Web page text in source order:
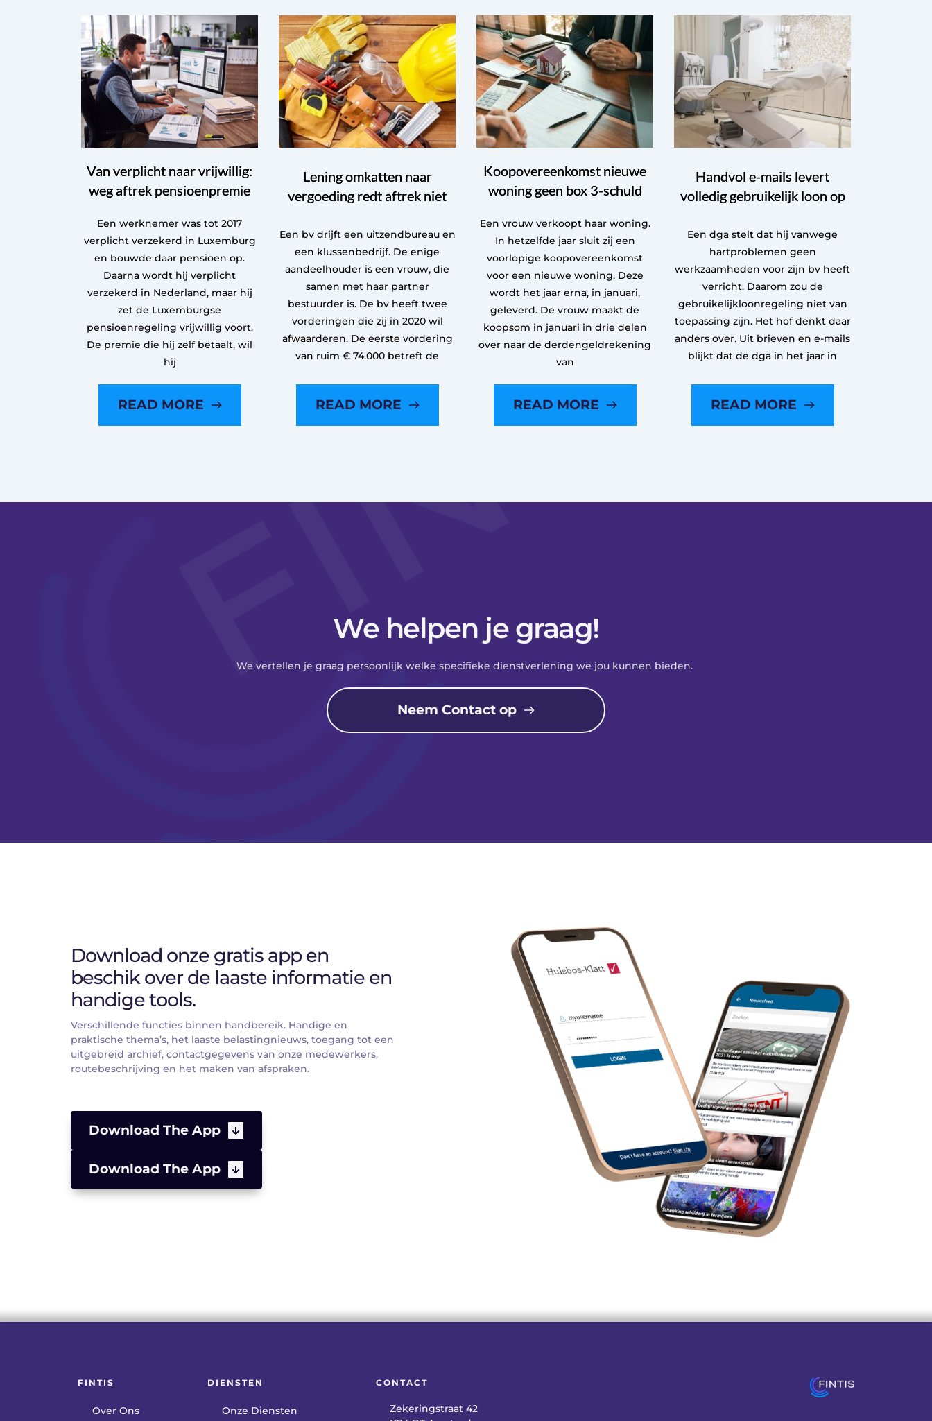
Van verplicht naar vrijwillig:
weg aftrek pensioenpremie
Een werknemer was tot 2017
verplicht verzekerd in Luxemburg
en bouwde daar pensioen op.
Daarna wordt hij verplicht
verzekerd in Nederland, maar hij
zet de Luxemburgse
pensioenregeling vrijwillig voort.
De premie die hij zelf betaalt, wil
hij
READ MORE
Lening omkatten naar
vergoeding redt aftrek niet
Een bv drijft een uitzendbureau en
een klussenbedrijf. De enige
aandeelhouder is een vrouw, die
samen met haar partner
bestuurder is. De bv heeft twee
vorderingen die zij in 2020 wil
afwaarderen. De eerste vordering
van ruim € 74.000 betreft de
READ MORE
Koopovereenkomst nieuwe
woning geen box 3-schuld
Een vrouw verkoopt haar woning.
In hetzelfde jaar sluit zij een
voorlopige koopovereenkomst
voor een nieuwe woning. Deze
wordt het jaar erna, in januari,
geleverd. De vrouw maakt de
koopsom in januari in drie delen
over naar de derdengeldrekening
van
READ MORE
Handvol e-mails levert
volledig gebruikelijk loon op
Een dga stelt dat hij vanwege
hartproblemen geen
werkzaamheden voor zijn bv heeft
verricht. Daarom zou de
gebruikelijkloonregeling niet van
toepassing zijn. Het hof denkt daar
anders over. Uit brieven en e-mails
blijkt dat de dga in het jaar in
READ MORE
We helpen je graag!
We vertellen je graag persoonlijk welke specifieke dienstverlening we jou kunnen bieden.
Neem Contact op
Download onze gratis app en
beschik over de laaste informatie en
handige tools.
Verschillende functies binnen handbereik. Handige en
praktische thema’s, het laaste belastingnieuws, toegang tot een
uitgebreid archief, contactgegevens van onze medewerkers,
routebeschrijving en het maken van afspraken.
Download The App
Download The App
FINTIS
Over Ons
DIENSTEN
Onze Diensten
CONTACT
Zekeringstraat 42